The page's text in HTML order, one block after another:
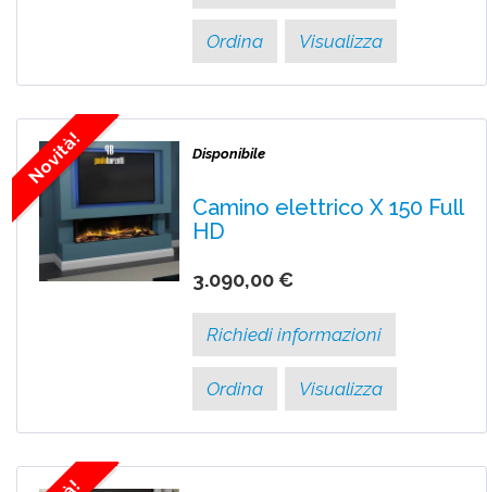
Ordina Visualizza
Novità! Disponibile
Camino elettrico X 150 Full
HD
3.090,00 €
Richiedi informazioni
Ordina Visualizza